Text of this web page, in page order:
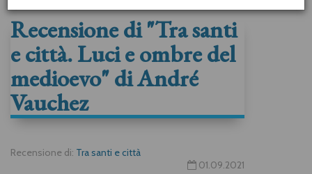
Recensione di "Tra santi
e città. Luci e ombre del
medioevo" di André
Vauchez
Recensione di: Tra santi e città
01.09.2021